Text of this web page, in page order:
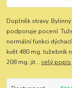
Doplněk stravy.
podporuje pocení.
normální funkci
květ 480 mg, tužebník
208 mg, jit... celý popis